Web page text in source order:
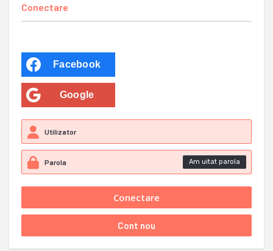
Conectare
Facebook
Google
Am uitat parola